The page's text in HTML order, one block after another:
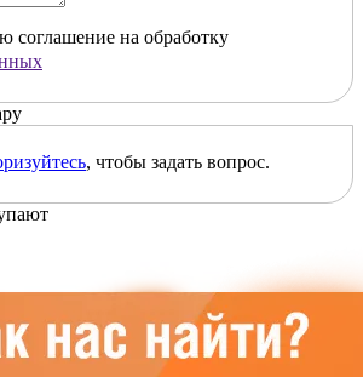
соглашение на обработку
, чтобы задать вопрос.